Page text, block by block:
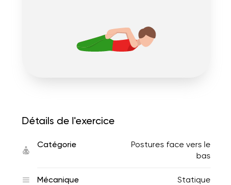
Détails de l'exercice
Catégorie
Postures face vers le
bas
Mécanique Statique